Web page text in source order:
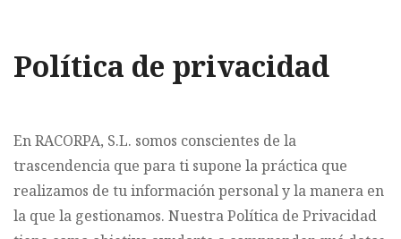
Política de privacidad
En RACORPA, S.L. somos conscientes de la
trascendencia que para ti supone la práctica que
realizamos de tu información personal y la manera en
la que la gestionamos. Nuestra Política de Privacidad